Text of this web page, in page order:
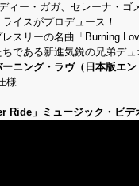
ィー・ガガ、セレーナ・
イスがプロデュース！
スリーの名曲「Burning
である新進気鋭の兄弟デ
ニング・ラヴ（日本版エン
様
Ride」ミュージック・ビデ